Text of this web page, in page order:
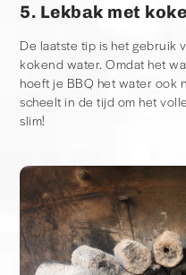
5. Lekbak met
De laatste tip is het gebruik
kokend water. Omdat het
hoeft je BBQ het water ook
scheelt in de tijd om het
slim!